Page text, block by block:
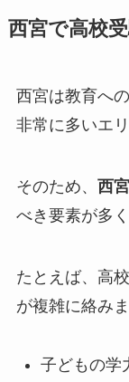
西宮で高校
西宮は教育へ
非常に多いエリ
そのため、 西
べき要素が多
たとえば、高
が複雑に絡みま
子どもの学